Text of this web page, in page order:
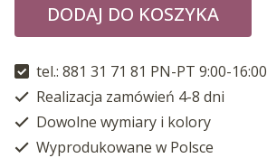
DODAJ DO KOSZYKA
tel.: 881 31 71 81 PN-PT 9:00-16:00
Realizacja zamówień 4-8 dni
Dowolne wymiary i kolory
Wyprodukowane w Polsce